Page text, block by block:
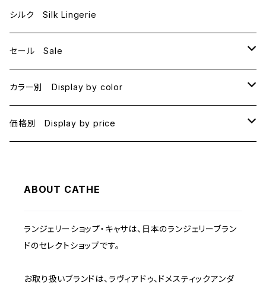
E70
シルク Silk Lingerie
セール Sale
B70
B75
C70
C75
カラー別 Display by color
BLACK
BEIGE
NAVY
価格別 Display by price
1000~
2000~
ABOUT CATHE
ランジェリーショップ・キャサは、日本のランジェリーブラン
ドのセレクトショップです。
お取り扱いブランドは、ラヴィアドゥ、ドメスティックアンダ